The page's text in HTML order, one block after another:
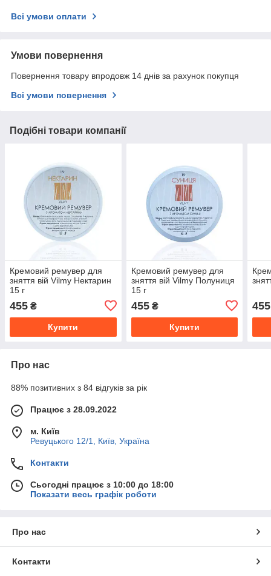
Всі умови оплати
Умови повернення
Повернення товару впродовж 14 днів за рахунок покупця
Всі умови повернення
Подібні товари компанії
Кремовий ремувер для
зняття вій Vilmy Нектарин
15 г
455 ₴
Купити
Кремовий ремувер для
зняття вій Vilmy Полуниця
15 г
455₴
Купити
455
Про нас
88% позитивних з 84 відгуків за рік
Працює з 28.09.2022
м. Київ
Ревуцького 12/1, Київ, Україна
Контакти
Сьогодні працює з 10:00 до 18:00
Показати весь графік роботи
Про нас
Контакти